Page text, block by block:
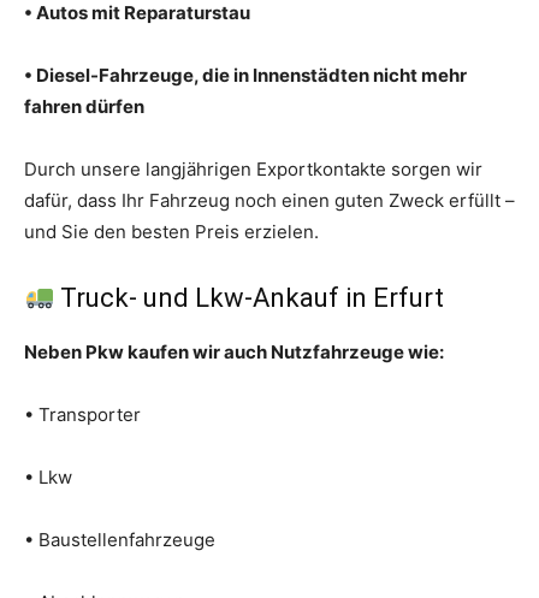
• Autos mit Reparaturstau
• Diesel-Fahrzeuge, die in Innenstädten nicht mehr
fahren dürfen
Durch unsere langjährigen Exportkontakte sorgen wir
dafür, dass Ihr Fahrzeug noch einen guten Zweck erfüllt –
und Sie den besten Preis erzielen.
Truck- und Lkw-Ankauf in Erfurt
Neben Pkw kaufen wir auch Nutzfahrzeuge wie:
• Transporter
• Lkw
• Baustellenfahrzeuge